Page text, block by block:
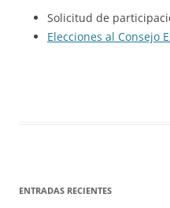
Solicitud de
Elecciones al Consejo
ENTRADAS RECIENTES